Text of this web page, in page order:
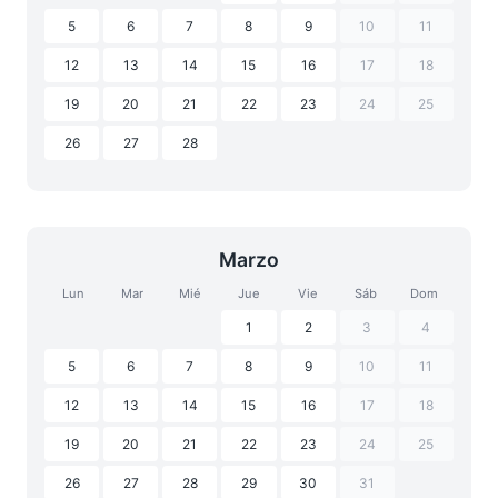
5 6 7 8 9 10 11
12 13 14 15 16 17 18
19 20 21 22 23 24 25
26 27 28
Marzo
Lun Mar Mié Jue Vie Sáb Dom
1 2 3 4
5 6 7 8 9 10 11
12 13 14 15 16 17 18
19 20 21 22 23 24 25
26 27 28 29 30 31